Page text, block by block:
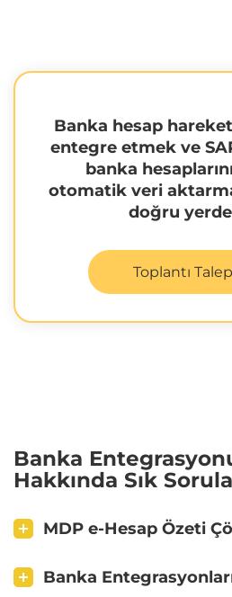
Banka hesap
entegre etmek ve
banka
otomatik veri
doğru
Toplantı
Banka
Hakkında Sık
MDP e-Hesap Özeti
Banka Entegrasyonları